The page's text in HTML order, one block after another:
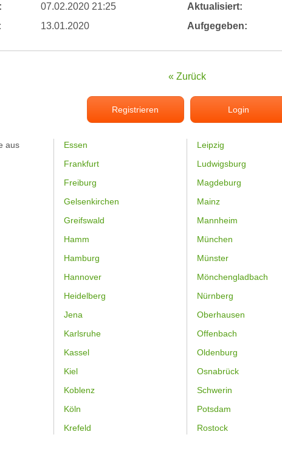
07.02.2020 21:25 Aktualisiert:
13.01.2020 Aufgegeben:
« Zurück
Registrieren Login
aus
Essen
Frankfurt
Freiburg
Gelsenkirchen
Greifswald
Hamm
Hamburg
Hannover
Heidelberg
Jena
Karlsruhe
Kassel
Kiel
Koblenz
Köln
Krefeld
Leipzig
Ludwigsburg
Magdeburg
Mainz
Mannheim
München
Münster
Mönchengladbach
Nürnberg
Oberhausen
Offenbach
Oldenburg
Osnabrück
Schwerin
Potsdam
Rostock